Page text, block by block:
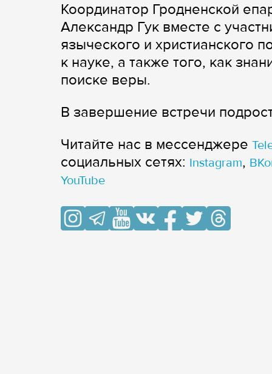
Координатор Гродненской
Александр Гук вместе с
языческого и христианского
к науке, а также того, как
поиске веры.
В завершение встречи
Читайте нас в мессенджере
cоциальных сетях: Instagram,
YouTube